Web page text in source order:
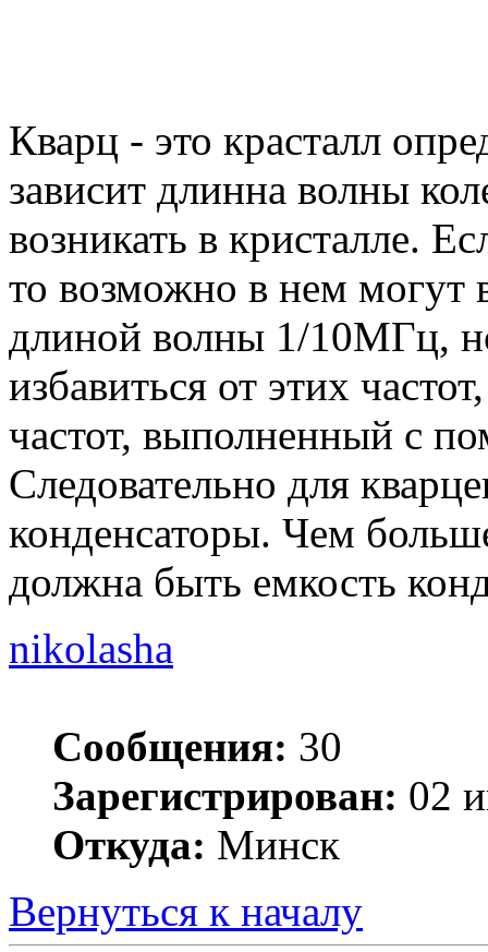
Кварц - это красталл
зависит длинна волны
возникать в кристалле.
то возможно в нем могут
длиной волны 1/10МГц,
избавиться от этих
частот, выполненный с
Следовательно для
конденсаторы. Чем
должна быть емкость
nikolasha
Сообщения: 30
Зарегистрирован: 02
Откуда: Минск
Вернуться к началу